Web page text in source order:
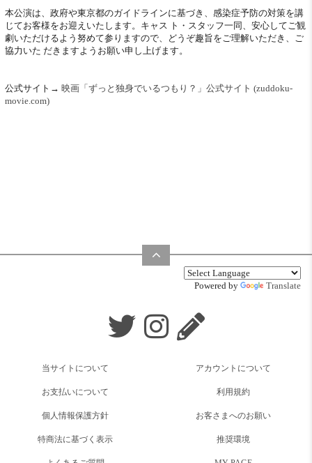
本公演は、政府や東京都のガイドラインに基づき、感染症予防の対策を講
じてお客様をお迎えいたします。キャス ト・スタッフ一同、安心してご観
劇いただけるよう努めて参りますので、どうぞ趣旨をご理解いただき、ご
協力いた だきますようお願い申し上げます。
公式サイト→ 映画「ずっと独身でいるつもり？」公式サイト (zuddoku-
movie.com)
Powered by Translate
当サイトについて アカウントについて
お支払いについて 利用規約
個人情報保護方針 お客さまへのお願い
特商法に基づく表示 推奨環境